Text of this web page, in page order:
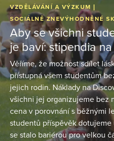
VZDĚLÁVÁNÍ A VÝZKUM
SOCIÁLNĚ ZNEVÝHODNĚNÉ
Aby se všichni
je baví: stipendia
Věříme, že možnost sdílet
přístupná všem studentům
jejich rodin. Náklady na
všichni jej organizujeme bez
cena v porovnání s běžnými
studentů příspěvěk
se stalo bariérou pro velkou